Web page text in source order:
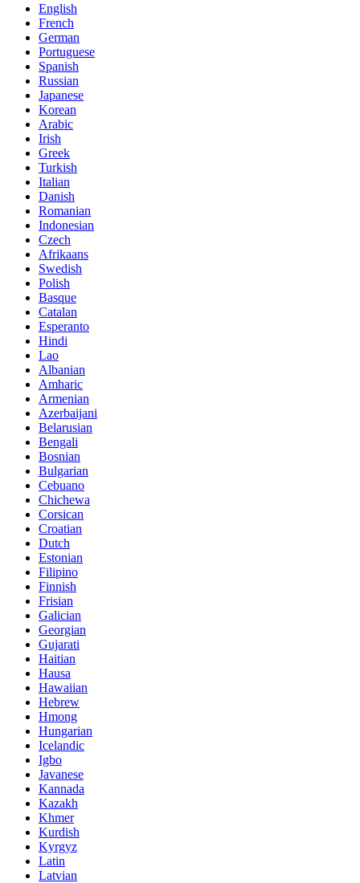
English
French
German
Portuguese
Spanish
Russian
Japanese
Korean
Arabic
Irish
Greek
Turkish
Italian
Danish
Romanian
Indonesian
Czech
Afrikaans
Swedish
Polish
Basque
Catalan
Esperanto
Hindi
Lao
Albanian
Amharic
Armenian
Azerbaijani
Belarusian
Bengali
Bosnian
Bulgarian
Cebuano
Chichewa
Corsican
Croatian
Dutch
Estonian
Filipino
Finnish
Frisian
Galician
Georgian
Gujarati
Haitian
Hausa
Hawaiian
Hebrew
Hmong
Hungarian
Icelandic
Igbo
Javanese
Kannada
Kazakh
Khmer
Kurdish
Kyrgyz
Latin
Latvian